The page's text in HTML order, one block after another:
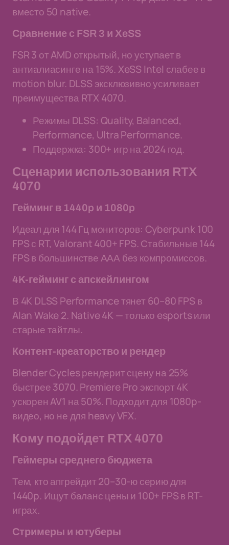
вместо 50 native.
Сравнение с FSR 3 и XeSS
FSR 3 от AMD открытый, но уступает в
антиалиасинге на 15%. XeSS Intel слабее в
motion blur. DLSS эксклюзивно усиливает
преимущества RTX 4070.
Режимы DLSS: Quality, Balanced,
Performance, Ultra Performance.
Поддержка: 300+ игр на 2024 год.
Сценарии использования RTX
4070
Гейминг в 1440p и 1080p
Идеал для 144 Гц мониторов: Cyberpunk 100
FPS с RT, Valorant 400+ FPS. Стабильные 144
FPS в большинстве ААА без компромиссов.
4K-гейминг с апскейлингом
В 4K DLSS Performance тянет 60–80 FPS в
Alan Wake 2. Native 4K — только esports или
старые тайтлы.
Контент-креаторство и рендер
Blender Cycles рендерит сцену на 25%
быстрее 3070. Premiere Pro экспорт 4K
ускорен AV1 на 50%. Подходит для 1080p-
видео, но не для heavy VFX.
Кому подойдет RTX 4070
Геймеры среднего бюджета
Тем, кто апгрейдит 20–30-ю серию для
1440p. Ищут баланс цены и 100+ FPS в RT-
играх.
Стримеры и ютуберы